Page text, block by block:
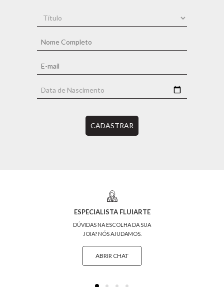
CADASTRAR
ESPECIALISTA FLUIARTE
DÚVIDAS NA ESCOLHA DA SUA
JOIA? NÓS AJUDAMOS.
ABRIR CHAT